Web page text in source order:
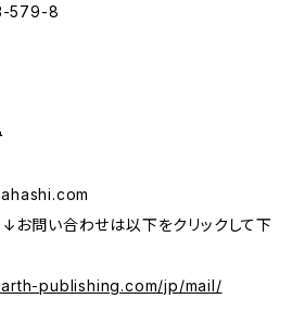
579-8
↓お問い合わせは以下をクリックして下
publishing.com/jp/mail/